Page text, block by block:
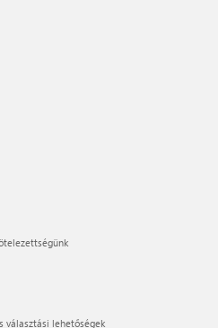
választási lehetőségek